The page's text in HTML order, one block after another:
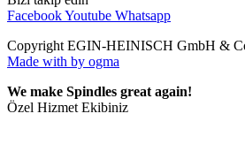
FacebookYoutube Whatsapp
Copyright EGIN-HEINISCH GmbH &
Made with by ogma
We make Spindles great again!
Özel Hizmet Ekibiniz